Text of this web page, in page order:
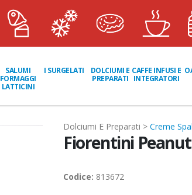
SALUMI
FORMAGGI
LATTICINI
I SURGELATI
DOLCIUMI E
PREPARATI
CAFFE INFUSI E
INTEGRATORI
Dolciumi E Preparati > Creme
Fiorentini
Codice: 813672